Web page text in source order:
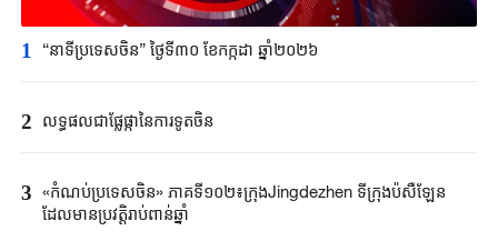
1 “នាទីប្រទេសចិន” ថ្ងៃទី៣០ ខែកក្កដា ឆ្នាំ២០២៦
2 លទ្ធផលជាផ្លែផ្កានៃការទូតចិន
3 «កំណប់ប្រទេសចិន» ភាគទី១០២៖ក្រុងJingdezhen ទីក្រុងប៉សឺឡែន
ដែលមានប្រវត្តិរាប់ពាន់ឆ្នាំ